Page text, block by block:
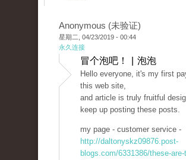
Anonymous (未验证)
星期二, 04/23/2019 - 00:44
永久连接
冒个泡吧！ | 泡泡
Hello everyone, it's my first
this web site,
and article is truly fruitful
keep up posting these posts.
my page - customer service -
http://daltonyskz09876.post-
blogs.com/6331386/these-